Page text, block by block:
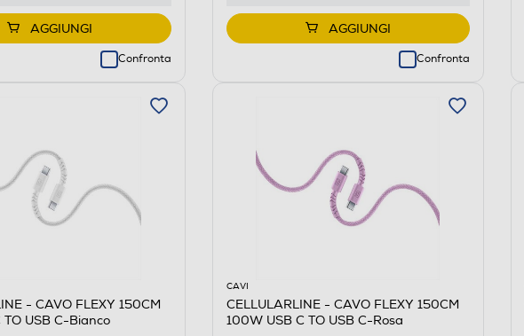
AGGIUNGI
Confronta
AGGIUNGI
Confronta
- CAVO FLEXY 150CM
USB C-Bianco
CAVI
CELLULARLINE - CAVO FLEXY 150CM
100W USB C TO USB C-Rosa